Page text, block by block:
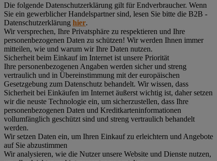
Die folgende Datenschutzerklärung gilt für Endverbraucher. Wenn
Sie ein gewerblicher Handelspartner sind, lesen Sie bitte die B2B -
Datenschutzerklärung hier.
Wir versprechen, Ihre Privatsphäre zu respektieren und Ihre
personenbezogenen Daten zu schützen! Wir werden Ihnen immer
mitteilen, wie und warum wir Ihre Daten nutzen.
Sicherheit beim Einkauf im Internet ist unsere Priorität
Ihre personenbezogenen Angaben werden sicher und streng
vertraulich und in Übereinstimmung mit der europäischen
Gesetzgebung zum Datenschutz behandelt. Wir wissen, dass
Sicherheit bei Einkäufen im Internet äußerst wichtig ist, daher setzen
wir die neuste Technologie ein, um sicherzustellen, dass Ihre
personenbezogenen Daten und Kreditkarteninformationen
vollumfänglich geschützt sind und streng vertraulich behandelt
werden.
Wir setzen Daten ein, um Ihren Einkauf zu erleichtern und Angebote
auf Sie abzustimmen
Wir analysieren, wie die Nutzer unsere Website und Dienste nutzen,